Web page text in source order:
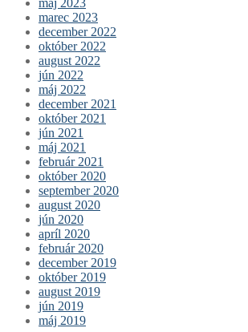
máj 2023
marec 2023
december 2022
október 2022
august 2022
jún 2022
máj 2022
december 2021
október 2021
jún 2021
máj 2021
február 2021
október 2020
september 2020
august 2020
jún 2020
apríl 2020
február 2020
december 2019
október 2019
august 2019
jún 2019
máj 2019